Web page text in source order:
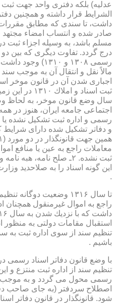
عدلیه) بلكه دفتری واحد جهت ثبت
الشرایط قرار داشته و همچنین
داشت، تا سندی كه مطابق
صادر شده و انتساب امضاء مجتهد
مسلم باشد، به وسیله اجزاء ثبت
درج گردد. تفاوت دیگری كه بین دو
رسمی ۱۳۰۸ و
مالاً نقل و انتقال آن به موجب
ثبت اسناد و
سال وضع قانون موخر، به لحاظ
اجتماعی جامعه ایران، هنوز در
رسمی و اداره ثبت تشكیل نشده یا
و دفاتر تشكیل شده دارای شرایط
معاملات راجع به عین یا منافع
ثبت نشده. ۲ـ صلح نامه،
این گونه اسناد را به صلاحدید
.
تا سال ۱۳۱۶ وضعیت
راجع به اموال غیرمنقول همچنان
استقبال مقامات دولتی به منظور
تنظیم سند از سوی اداره ثبت به
باشیم .
تنظیم سند از اداره ثبت منتزع و
رسمی محول می گردد و به موجب
اصطلاح سردفتر (به جای صاحب